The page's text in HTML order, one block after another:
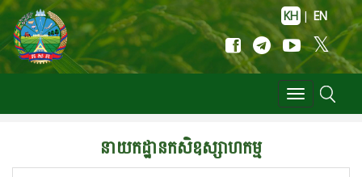
KH | EN
Toggle
navigation
នាយកដ្ឋានកសិឧស្សាហកម្ម